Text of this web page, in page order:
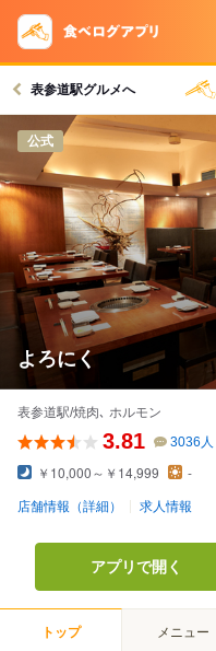
表参道駅グルメへ
公式
よろにく
表参道駅/焼肉､ ホルモン
3.81 3036 人
￥10,000～￥14,999 -
店舗情報（詳細） 求人情報
アプリで開く
トップ メニュー